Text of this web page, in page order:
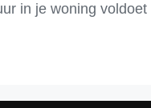
in je woning